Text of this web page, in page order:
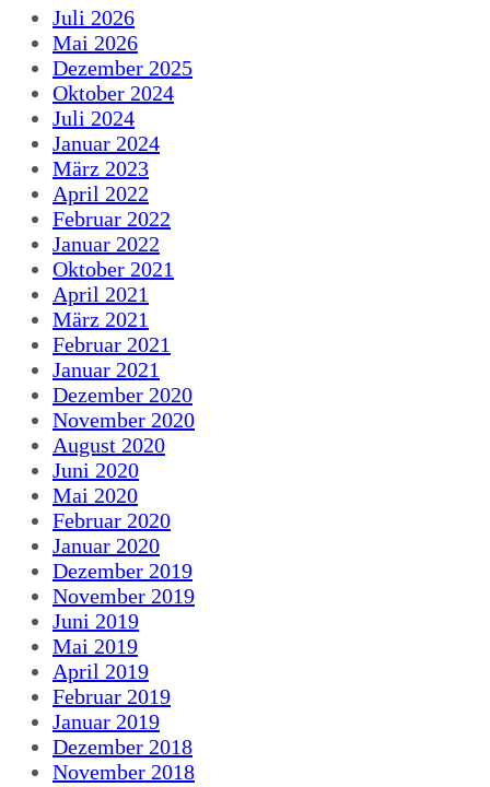
Juli 2026
Mai 2026
Dezember 2025
Oktober 2024
Juli 2024
Januar 2024
März 2023
April 2022
Februar 2022
Januar 2022
Oktober 2021
April 2021
März 2021
Februar 2021
Januar 2021
Dezember 2020
November 2020
August 2020
Juni 2020
Mai 2020
Februar 2020
Januar 2020
Dezember 2019
November 2019
Juni 2019
Mai 2019
April 2019
Februar 2019
Januar 2019
Dezember 2018
November 2018